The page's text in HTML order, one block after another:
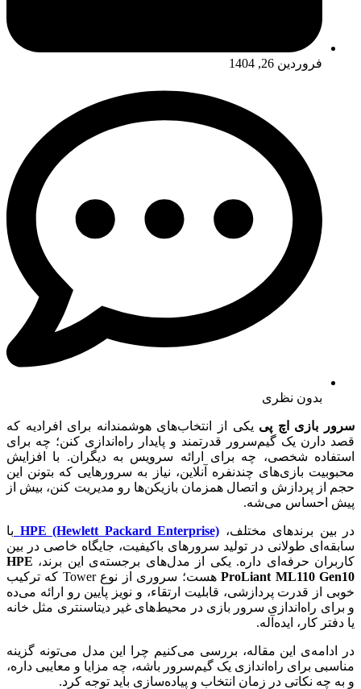
فروردین 26, 1404
بدون نظری
سرور بازی اچ پی یکی از انتخاب‌های هوشمندانه برای افرادیه که
قصد دارن یک گیم‌سرور قدرتمند و پایدار راه‌اندازی کنن؛ چه برای
استفاده شخصی، چه برای ارائه سرویس به دیگران. با افزایش
محبوبیت بازی‌های چندنفره آنلاین، نیاز به سرورهایی که بتونن این
حجم از پردازش و اتصال همزمان بازیکن‌ها رو مدیریت کنن، بیش از
پیش احساس می‌شه.
در بین برندهای مختلف، HPE (Hewlett Packard Enterprise) با
سابقه‌ای طولانی در تولید سرورهای باکیفیت، جایگاه خاصی در بین
کاربران حرفه‌ای داره. یکی از مدل‌های برجسته‌ی این برند، HPE
ProLiant ML110 Gen10
هست؛ سروری از نوع Tower که ترکیب
خوبی از قدرت پردازشی، قابلیت ارتقاء، و نویز پایین رو ارائه می‌ده
و برای راه‌اندازی سرور بازی در محیط‌های غیر دیتاسنتری مثل خانه
یا دفتر کار، ایده‌آله.
در ادامه‌ی این مقاله، بررسی می‌کنیم چرا این مدل می‌تونه گزینه
مناسبی برای راه‌اندازی یک گیم‌سرور باشه، چه مزایا و معایبی داره،
و به چه نکاتی در زمان انتخاب و پیاده‌سازی باید توجه کرد.